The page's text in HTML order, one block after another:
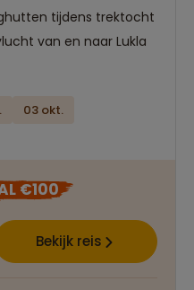
tijdens trektocht
van en naar Lukla
03 okt.
€100
Bekijk reis